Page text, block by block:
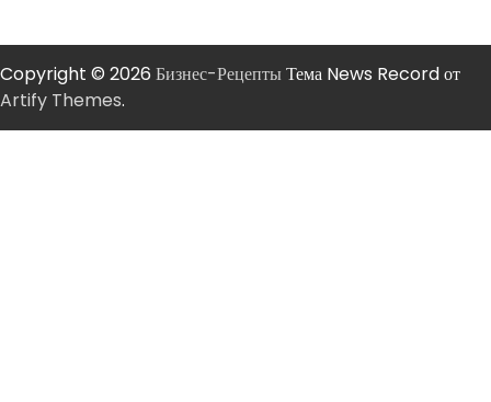
Copyright © 2026 Бизнес-РецептыТема News Record от
Artify Themes.